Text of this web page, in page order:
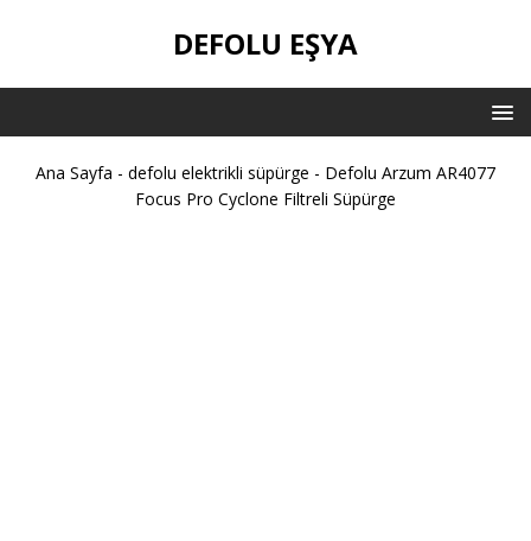
DEFOLU EŞYA
Ana Sayfa - defolu elektrikli süpürge - Defolu Arzum AR4077
Focus Pro Cyclone Filtreli Süpürge